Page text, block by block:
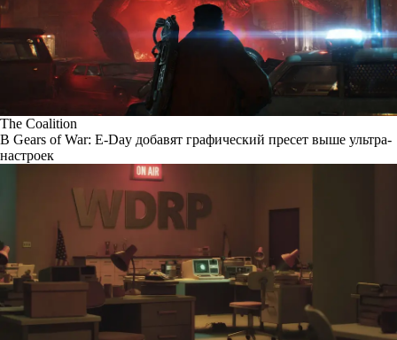
The Coalition
В Gears of War: E-Day добавят графический пресет выше ультра-
настроек